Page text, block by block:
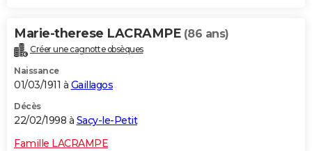
Marie-therese LACRAMPE (86 ans)
Créer une cagnotte obsèques
Naissance
01/03/1911 à Gaillagos
Décès
22/02/1998 à Sacy-le-Petit
Famille LACRAMPE